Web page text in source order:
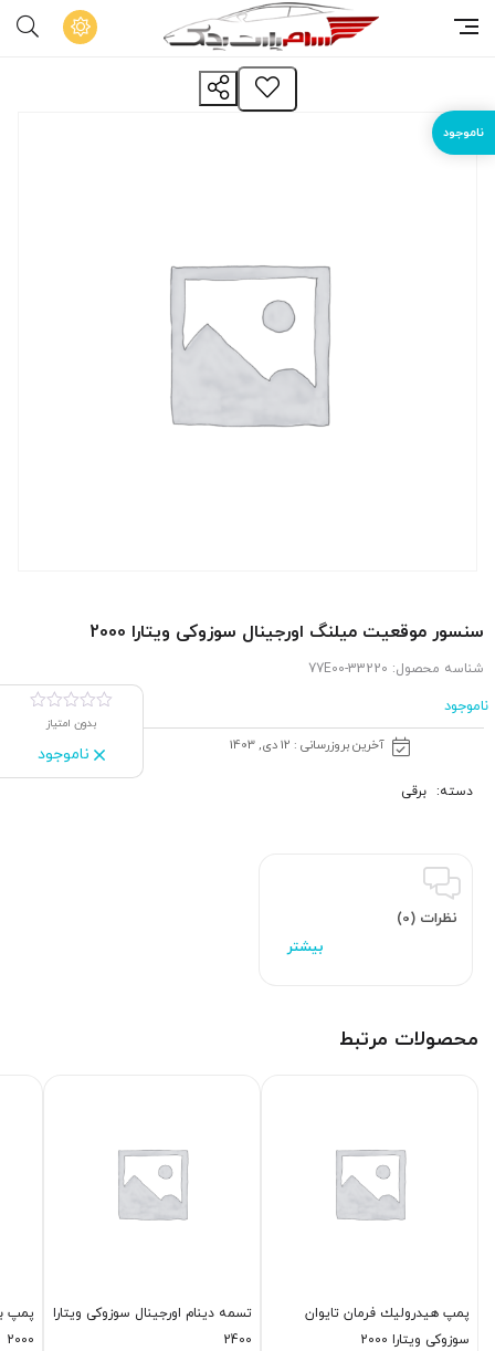
سنسور موقعیت میلنگ اورجینال سوزوکی ویتارا 2000
شناسه محصول: 33220-77E00
ناموجود
آخرین بروزرسانی : 12 دی, 1403
بدون امتیاز
ناموجود
دسته: برقی
نظرات (0)
محصولات مرتبط
پمپ هیدرولیك فرمان تایوان
سوزوکی ویتارا 2000
تسمه دینام اورجینال سوزوکی ویتارا
2400
پمپ
2000